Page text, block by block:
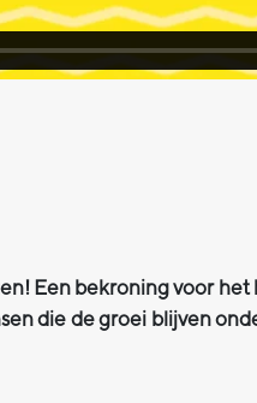
Een bekroning voor
die de groei blijven